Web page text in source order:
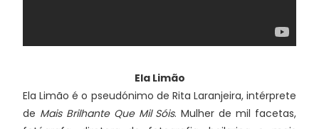
Ela Limão
Ela Limão é o pseudónimo de Rita Laranjeira, intérprete
de Mais Brilhante Que Mil Sóis. Mulher de mil facetas,